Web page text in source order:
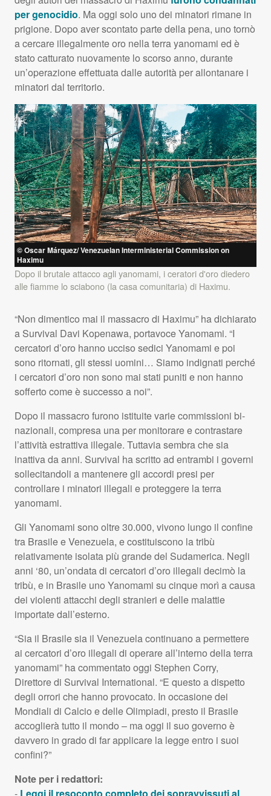
per genocidio. Ma oggi solo uno dei minatori rimane in
prigione. Dopo aver scontato parte della pena, uno tornò
a cercare illegalmente oro nella terra yanomami ed è
stato catturato nuovamente lo scorso anno, durante
un’operazione effettuata dalle autorità per allontanare i
minatori dal territorio.
© Oscar Márquez/ Venezuelan Interministerial Commission on
Haximu
Dopo il brutale attacco agli yanomami, i ceratori d'oro diedero
alle fiamme lo sciabono (la casa comunitaria) di Haximu.
“Non dimentico mai il massacro di Haximu” ha dichiarato
a Survival Davi Kopenawa, portavoce Yanomami. “I
cercatori d’oro hanno ucciso sedici Yanomami e poi
sono ritornati, gli stessi uomini… Siamo indignati perché
i cercatori d’oro non sono mai stati puniti e non hanno
sofferto come è successo a noi”.
Dopo il massacro furono istituite varie commissioni bi-
nazionali, compresa una per monitorare e contrastare
l’attività estrattiva illegale. Tuttavia sembra che sia
inattiva da anni. Survival ha scritto ad entrambi i governi
sollecitandoli a mantenere gli accordi presi per
controllare i minatori illegali e proteggere la terra
yanomami.
Gli Yanomami sono oltre 30.000, vivono lungo il confine
tra Brasile e Venezuela, e costituiscono la tribù
relativamente isolata più grande del Sudamerica. Negli
anni ‘80, un’ondata di cercatori d’oro illegali decimò la
tribù, e in Brasile uno Yanomami su cinque morì a causa
dei violenti attacchi degli stranieri e delle malattie
importate dall’esterno.
“Sia il Brasile sia il Venezuela continuano a permettere
ai cercatori d’oro illegali di operare all’interno della terra
yanomami” ha commentato oggi Stephen Corry,
Direttore di Survival International. “E questo a dispetto
degli orrori che hanno provocato. In occasione dei
Mondiali di Calcio e delle Olimpiadi, presto il Brasile
accoglierà tutto il mondo – ma oggi il suo governo è
davvero in grado di far applicare la legge entro i suoi
confini?”
Note per i redattori: